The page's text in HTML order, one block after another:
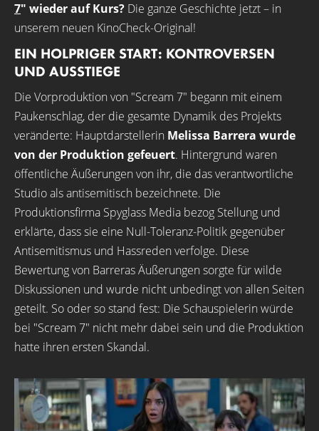
7" wieder auf Kurs? Die ganze Geschichte jetzt – in
unserem neuen KinoCheck-Original!
EIN HOLPRIGER START: KONTROVERSEN
UND AUSSTIEGE
Die Vorproduktion von "Scream 7" begann mit einem
Paukenschlag, der die gesamte Dynamik des Projekts
veränderte: Hauptdarstellerin Melissa Barrera wurde
von der Produktion gefeuert. Hintergrund waren
öffentliche Äußerungen von ihr, die das verantwortliche
Studio als antisemitisch bezeichnete. Die
Produktionsfirma Spyglass Media bezog Stellung und
erklärte, dass sie eine Null-Toleranz-Politik gegenüber
Antisemitismus und Hassreden verfolge. Diese
Bewertung von Barreras Äußerungen sorgte für wilde
Diskussionen und wurde nicht unbedingt von allen Seiten
geteilt. So oder so stand fest: Die Schauspielerin würde
bei "Scream 7" nicht mehr dabei sein und die Produktion
hatte ihren ersten Skandal.